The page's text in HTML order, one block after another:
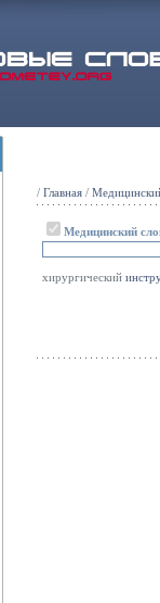
/ Главная /
Медицинский
хирургический